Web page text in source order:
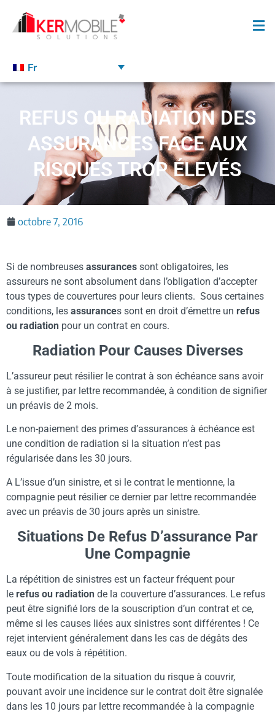
Fr
REFUS OU RADIATION DES
ASSURANCES FACE AUX
RISQUES TROP ÉLEVÉS
octobre 7, 2016
Si de nombreuses assurances sont obligatoires, les
assureurs ne sont absolument dans l’obligation d’accepter
tous types de couvertures pour leurs clients. Sous certaines
conditions, les assurances sont en droit d’émettre un refus
ou radiation pour un contrat en cours.
Radiation Pour Causes Diverses
L’assureur peut résilier le contrat à son échéance sans avoir
à se justifier, par lettre recommandée, à condition de signifier
un préavis de 2 mois.
Le non-paiement des primes d’assurances à échéance est
une condition de radiation si la situation n’est pas
régularisée dans les 30 jours.
A L’issue d’un sinistre, et si le contrat le mentionne, la
compagnie peut résilier ce dernier par lettre recommandée
avec un préavis de 30 jours après un sinistre.
Situations De Refus D’assurance Par
Une Compagnie
La répétition de sinistres est un facteur fréquent pour
le refus ou radiation de la couverture d’assurances. Le refus
peut être signifié lors de la souscription d’un contrat et ce,
même si les causes liées aux sinistres sont différentes ! Ce
rejet intervient généralement dans les cas de dégâts des
eaux ou de vols à répétition.
Toute modification de la situation du risque à couvrir,
pouvant avoir une incidence sur le contrat doit être signalée
dans les 10 jours par lettre recommandée à la compagnie